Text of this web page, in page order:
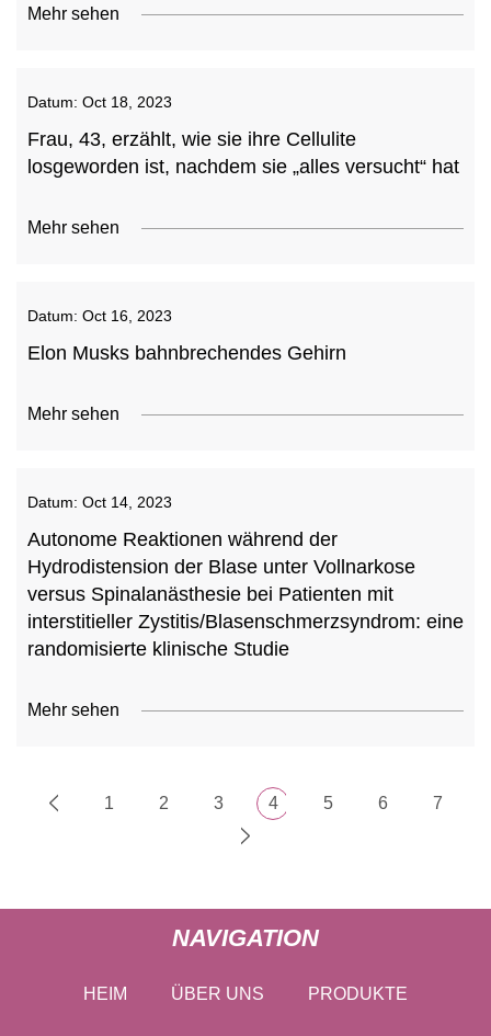
Mehr sehen
Datum: Oct 18, 2023
Frau, 43, erzählt, wie sie ihre Cellulite
losgeworden ist, nachdem sie „alles versucht“ hat
Mehr sehen
Datum: Oct 16, 2023
Elon Musks bahnbrechendes Gehirn
Mehr sehen
Datum: Oct 14, 2023
Autonome Reaktionen während der
Hydrodistension der Blase unter Vollnarkose
versus Spinalanästhesie bei Patienten mit
interstitieller Zystitis/Blasenschmerzsyndrom: eine
randomisierte klinische Studie
Mehr sehen
1 2 3 4 5 6 7
NAVIGATION
HEIM ÜBER UNS PRODUKTE